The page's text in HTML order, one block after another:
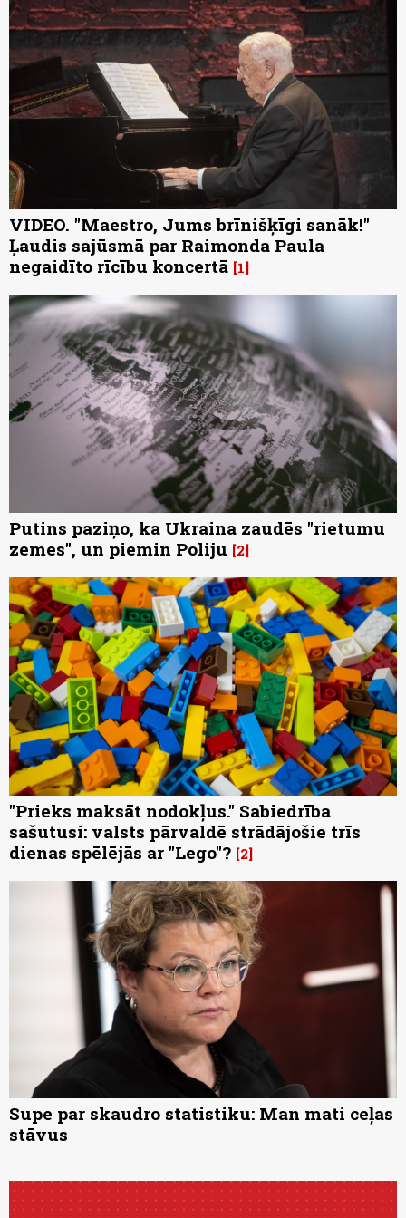
VIDEO. "Maestro, Jums brīnišķīgi sanāk!"
Ļaudis sajūsmā par Raimonda Paula
negaidīto rīcību koncertā 1
Putins paziņo, ka Ukraina zaudēs "rietumu
zemes", un piemin Poliju 2
"Prieks maksāt nodokļus." Sabiedrība
sašutusi: valsts pārvaldē strādājošie trīs
dienas spēlējās ar "Lego"? 2
Supe par skaudro statistiku: Man mati ceļas
stāvus